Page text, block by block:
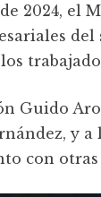
2024, el
del
Guido
y
con otras